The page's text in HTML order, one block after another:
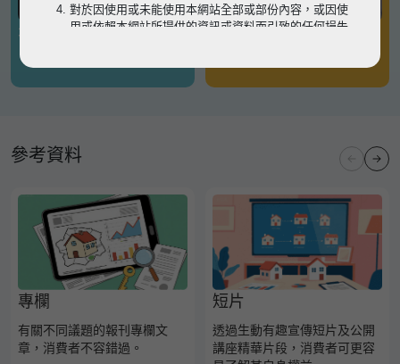
有關凶宅
參考資料
專欄
有關不同議題的報刊專欄文
章，消費者不容錯過。
短片
透過生動有趣宣傳短片及公開
講座精華片段，消費者可更容
對於因使用或未能使用本網站全部或部份內容，或因使
用或依賴本網站所提供的資訊或資料而引致的任何損失
瀏覽以細閱本網站使用條款的完整版本。如有任